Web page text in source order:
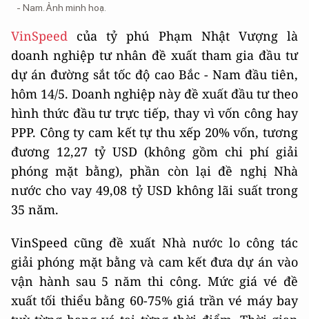
- Nam. Ảnh minh hoạ.
VinSpeed của tỷ phú Phạm Nhật Vượng là
doanh nghiệp tư nhân đề xuất tham gia đầu tư
dự án đường sắt tốc độ cao Bắc - Nam đầu tiên,
hôm 14/5. Doanh nghiệp này đề xuất đầu tư theo
hình thức đầu tư trực tiếp, thay vì vốn công hay
PPP. Công ty cam kết tự thu xếp 20% vốn, tương
đương 12,27 tỷ USD (không gồm chi phí giải
phóng mặt bằng), phần còn lại đề nghị Nhà
nước cho vay 49,08 tỷ USD không lãi suất trong
35 năm.
VinSpeed cũng đề xuất Nhà nước lo công tác
giải phóng mặt bằng và cam kết đưa dự án vào
vận hành sau 5 năm thi công. Mức giá vé đề
xuất tối thiểu bằng 60-75% giá trần vé máy bay